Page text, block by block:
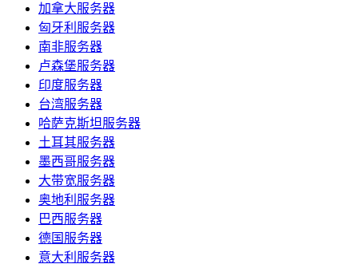
加拿大服务器
匈牙利服务器
南非服务器
卢森堡服务器
印度服务器
台湾服务器
哈萨克斯坦服务器
土耳其服务器
墨西哥服务器
大带宽服务器
奥地利服务器
巴西服务器
德国服务器
意大利服务器